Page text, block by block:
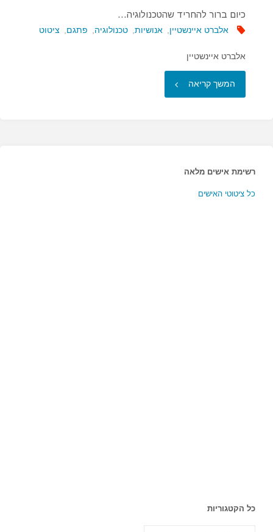
כיום ברור להחריד שהטכנולוגיה…
אלברט איינשטיין אנושיות טכנולוגיה פתגם ציטוט
אלברט איינשטיין
המשך קריאה "כיום
רשימת אישים מלאה
כל ציטוטי האישים
כל הקטגוריות